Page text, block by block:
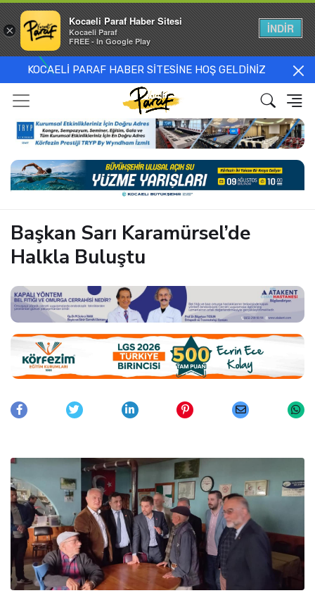
KOCAELİ PARAF HABER SİTESİNE HOŞ GELDİNİZ
Başkan Sarı Karamürsel’de
Halkla Buluştu
×
Kocaeli Paraf Haber Sitesi
Kocaeli Paraf
FREE - In Google Play
İNDİR